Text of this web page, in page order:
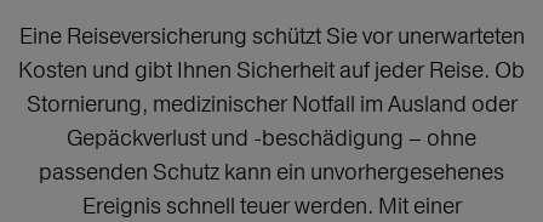
Eine Reiseversicherung schützt Sie vor unerwarteten
Kosten und gibt Ihnen Sicherheit auf jeder Reise. Ob
Stornierung, medizinischer Notfall im Ausland oder
Gepäckverlust und -beschädigung – ohne
passenden Schutz kann ein unvorhergesehenes
Ereignis schnell teuer werden. Mit einer